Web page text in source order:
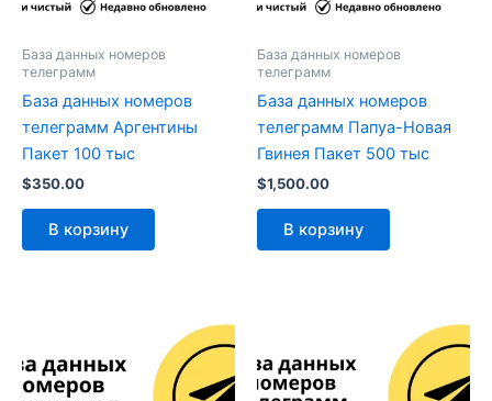
База данных номеров
телеграмм
База данных номеров
телеграмм Аргентины
Пакет 100 тыс
$350.00
В корзину
База данных номеров
телеграмм
База данных номеров
телеграмм Папуа-Новая
Гвинея Пакет 500 тыс
$1,500.00
В корзину